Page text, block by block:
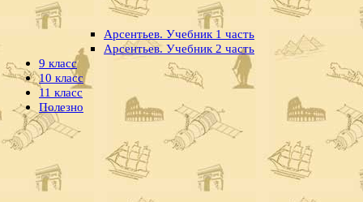
Арсентьев. Учебник 1 часть
Арсентьев. Учебник 2 часть
9 класс
10 класс
11 класс
Полезно